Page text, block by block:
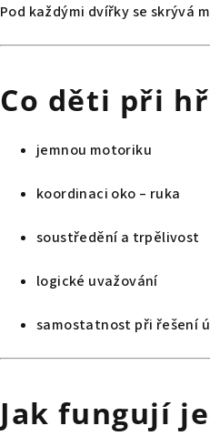
Pod každými dvířky se skrývá
Co děti při
jemnou motoriku
koordinaci oko – ruka
soustředění a trpělivost
logické uvažování
samostatnost při řešení
Jak fungují